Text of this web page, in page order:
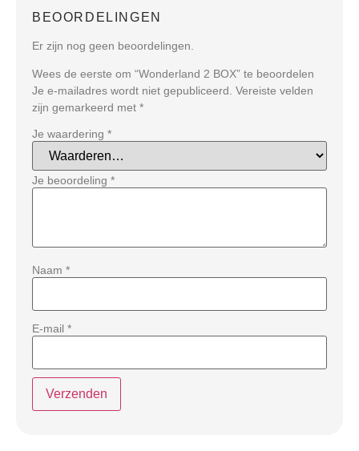
BEOORDELINGEN
Er zijn nog geen beoordelingen.
Wees de eerste om “Wonderland 2 BOX” te beoordelen
Je e-mailadres wordt niet gepubliceerd. Vereiste velden
zijn gemarkeerd met *
Je waardering *
Je beoordeling *
Naam *
E-mail *